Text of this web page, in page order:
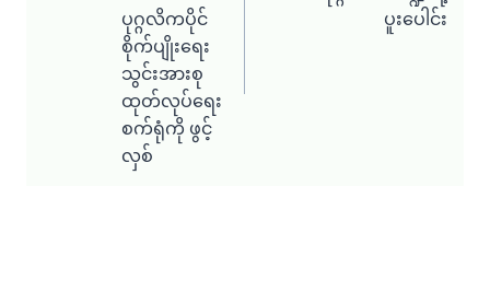
ပုဂ္ဂလိကပိုင်
စိုက်ပျိုးရေး
သွင်းအားစု
ထုတ်လုပ်ရေး
စက်ရုံကို ဖွင့်
လှစ်
ပူးပေါင်း